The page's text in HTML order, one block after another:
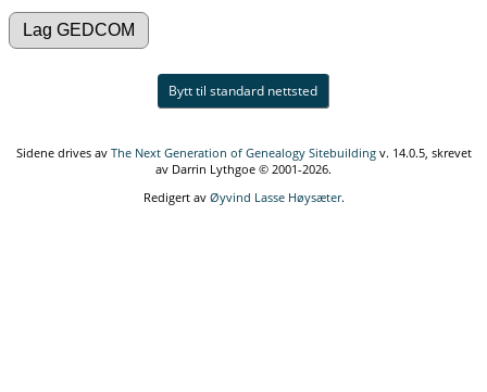
Bytt til standard nettsted
Sidene drives av The Next Generation of Genealogy Sitebuildingv. 14.0.5, skrevet
av Darrin Lythgoe © 2001-2026.
Redigert av Øyvind Lasse Høysæter.